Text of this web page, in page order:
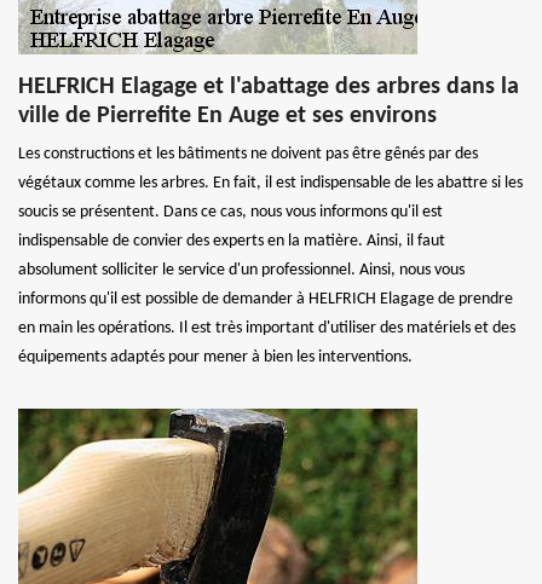
HELFRICH Elagage et l'abattage des arbres dans la
ville de Pierrefite En Auge et ses environs
Les constructions et les bâtiments ne doivent pas être gênés par des
végétaux comme les arbres. En fait, il est indispensable de les abattre si les
soucis se présentent. Dans ce cas, nous vous informons qu'il est
indispensable de convier des experts en la matière. Ainsi, il faut
absolument solliciter le service d'un professionnel. Ainsi, nous vous
informons qu'il est possible de demander à HELFRICH Elagage de prendre
en main les opérations. Il est très important d'utiliser des matériels et des
équipements adaptés pour mener à bien les interventions.